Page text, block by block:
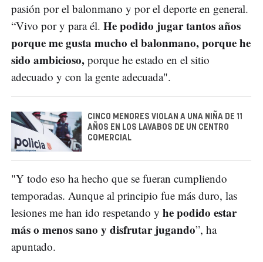
pasión por el balonmano y por el deporte en general.
“Vivo por y para él. He podido jugar tantos años
porque me gusta mucho el balonmano, porque he
sido ambicioso, porque he estado en el sitio
adecuado y con la gente adecuada".
CINCO MENORES VIOLAN A UNA NIÑA DE 11
AÑOS EN LOS LAVABOS DE UN CENTRO
COMERCIAL
"Y todo eso ha hecho que se fueran cumpliendo
temporadas. Aunque al principio fue más duro, las
lesiones me han ido respetando y he podido estar
más o menos sano y disfrutar jugando”, ha
apuntado.